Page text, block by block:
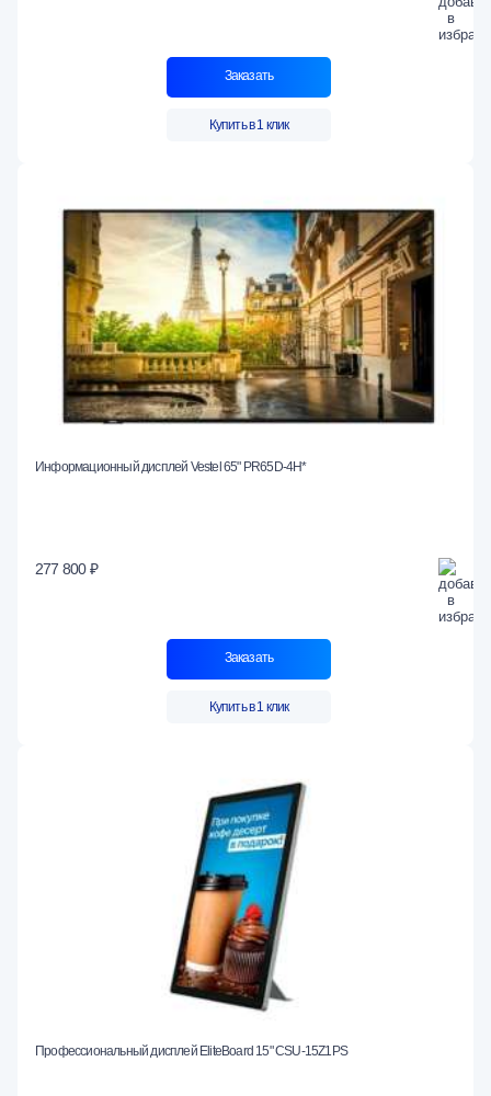
Заказать
Купить в 1 клик
Информационный дисплей Vestel 65" PR65D-4H*
277 800 ₽
Заказать
Купить в 1 клик
Профессиональный дисплей EliteBoard 15" CSU-15Z1PS